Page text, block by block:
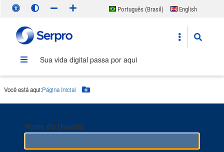
Português (Brasil)
English
Sua vida digital passa por aqui
Você está aqui:Página Inicial Botão Menu
Nome do Usuário